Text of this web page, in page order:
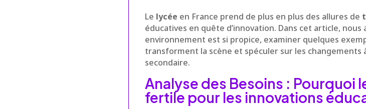
Le lycée en France prend de plus en plus des allures de
éducatives en quête d’innovation. Dans cet article,
environnement est si propice, examiner quelques
transforment la scène et spéculer sur les changements
secondaire.
Analyse des Besoins : Pourquoi
fertile pour les innovations